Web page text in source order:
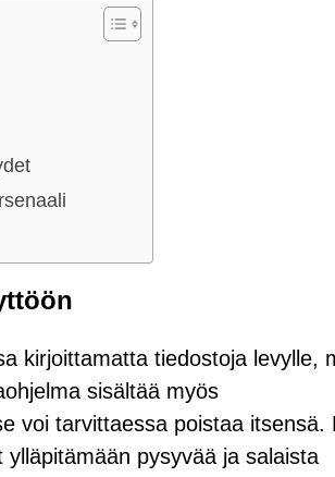
kirjoittamatta tiedostoja levylle,
sisältää myös
voi tarvittaessa poistaa itsensä.
pysyvää ja salaista